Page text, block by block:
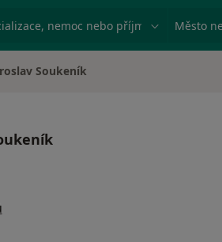
nemoc nebo příjmení Město
Soukeník